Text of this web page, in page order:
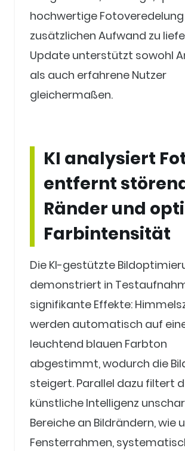
hochwertige
zusätzlichen Aufwand zu
Update unterstützt sowohl
als auch erfahrene Nutzer
gleichermaßen.
KI analysiert
entfernt
Ränder und
Farbintensität
Die KI-gestützte
demonstriert in
signifikante Effekte:
werden automatisch auf
leuchtend blauen Farbton
abgestimmt, wodurch die
steigert. Parallel dazu filtert
künstliche Intelligenz
Bereiche an Bildrändern, wie
Fensterrahmen,